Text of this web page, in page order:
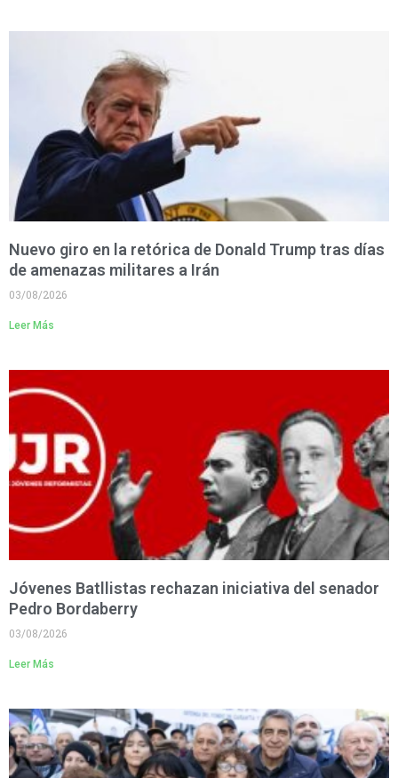
Nuevo giro en la retórica de Donald Trump tras días
de amenazas militares a Irán
03/08/2026
Leer Más
Jóvenes Batllistas rechazan iniciativa del senador
Pedro Bordaberry
03/08/2026
Leer Más